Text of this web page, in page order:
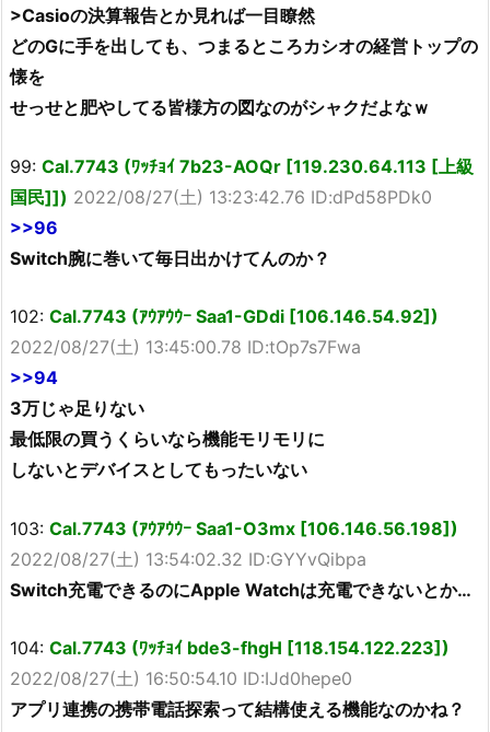
>Casioの決算報告とか見れば一目瞭然
どのGに手を出しても、つまるところカシオの経営トップの
懐を
せっせと肥やしてる皆様方の図なのがシャクだよなｗ
99: Cal.7743 (ﾜｯﾁｮｲ 7b23-AOQr [119.230.64.113 [上級
国民]]) 2022/08/27(土) 13:23:42.76 ID:dPd58PDk0
>>96
Switch腕に巻いて毎日出かけてんのか？
102: Cal.7743 (ｱｳｱｳｳｰ Saa1-GDdi [106.146.54.92])
2022/08/27(土) 13:45:00.78 ID:tOp7s7Fwa
>>94
3万じゃ足りない
最低限の買うくらいなら機能モリモリに
しないとデバイスとしてもったいない
103: Cal.7743 (ｱｳｱｳｳｰ Saa1-O3mx [106.146.56.198])
2022/08/27(土) 13:54:02.32 ID:GYYvQibpa
Switch充電できるのにApple Watchは充電できないとか…
104: Cal.7743 (ﾜｯﾁｮｲ bde3-fhgH [118.154.122.223])
2022/08/27(土) 16:50:54.10 ID:IJd0hepe0
アプリ連携の携帯電話探索って結構使える機能なのかね？